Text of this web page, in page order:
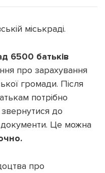
міськраді.
6500 батьків
про зарахування
громади. Після
потрібно
до
документи. Це можна
про